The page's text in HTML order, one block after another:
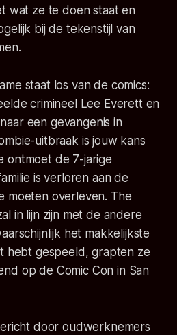
wat ze te doen staat en
bij de tekenstijl van
staat los van de comics:
crimineel Lee Everett en
een gevangenis in
uitbraak is jouw kans
ontmoet de 7-jarige
is verloren aan de
moeten overleven. The
in lijn zijn met de andere
het makkelijkste
hebt gespeeld, grapten ze
op de Comic Con in San
door oudwerknemers